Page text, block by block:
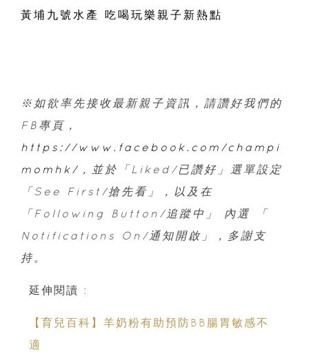
黃埔九號水產 吃喝玩樂親子新熱點
※如欲率先接收最新親子資訊，請讚好我們的
FB專頁，
https://www.facebook.com/champi
momhk/ ，並於「Liked/已讚好」選單設定
「See First/搶先看」，以及在
「Following Button/追蹤中」 內選 「
Notifications On/通知開啟」，多謝支
持。
延伸閱讀 :
【育兒百科】羊奶粉有助預防BB腸胃敏感不
適